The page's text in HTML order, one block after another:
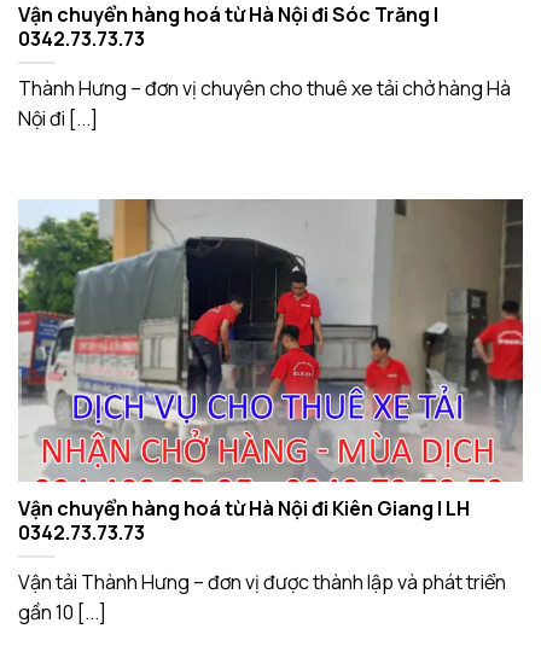
Vận chuyển hàng hoá từ Hà Nội đi Sóc Trăng |
0342.73.73.73
Thành Hưng – đơn vị chuyên cho thuê xe tải chở hàng Hà
Nội đi [...]
Vận chuyển hàng hoá từ Hà Nội đi Kiên Giang | LH
0342.73.73.73
Vận tải Thành Hưng – đơn vị được thành lập và phát triển
gần 10 [...]